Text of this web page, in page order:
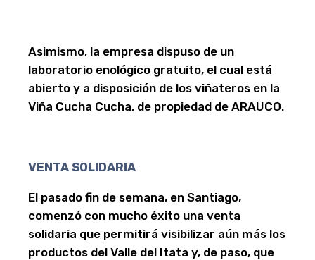
Asimismo, la empresa dispuso de un
laboratorio enológico gratuito, el cual está
abierto y a disposición de los viñateros en la
Viña Cucha Cucha, de propiedad de ARAUCO.
VENTA SOLIDARIA
El pasado fin de semana, en Santiago,
comenzó con mucho éxito una venta
solidaria que permitirá visibilizar aún más los
productos del Valle del Itata y, de paso, que